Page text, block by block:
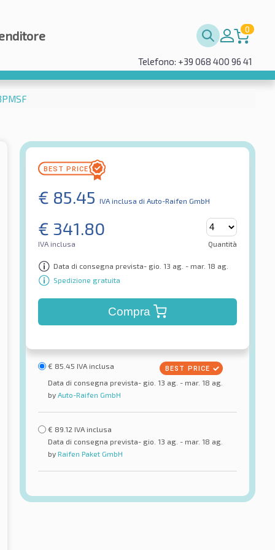
0
Telefono: +39 068 400 96 41
€ 85.45 IVA inclusa di Auto-Raifen GmbH
€ 341.80
IVA inclusa Quantità
Data di consegna prevista- gio. 13 ag. - mar. 18 ag.
Spedizione gratuita
Compra
€ 85.45 IVA inclusa
Data di consegna prevista- gio. 13 ag. - mar. 18 ag.
by Auto-Raifen GmbH
€ 89.12 IVA inclusa
Data di consegna prevista- gio. 13 ag. - mar. 18 ag.
by Raifen Paket GmbH